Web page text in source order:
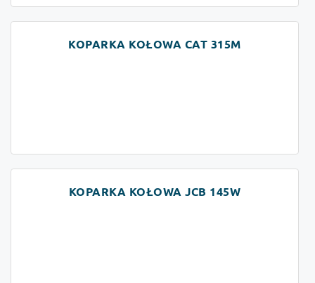
KOPARKA KOŁOWA CAT 315M
KOPARKA KOŁOWA JCB 145W